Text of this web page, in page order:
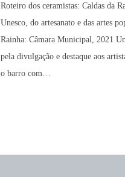
Roteiro dos ceramistas: Caldas da
Unesco, do artesanato e das artes
Rainha: Câmara Municipal, 2021
pela divulgação e destaque aos
o barro com…